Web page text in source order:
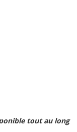
tout au long